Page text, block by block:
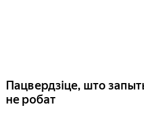
Пацвердзіце, што
не робат